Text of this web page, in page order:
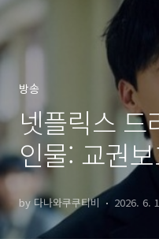
방송
넷플릭스
인물: 교권
진, 최강석,
캐릭터 소개
by 다나와쿠쿠티비 2026. 6.